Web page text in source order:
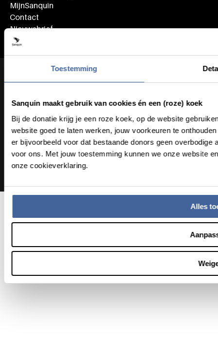
Toestemming
Sanquin maakt gebruik van cookies én een (roze) koek
Bij de donatie krijg je een roze koek, op de website
website goed te laten werken, jouw voorkeuren te
er bijvoorbeeld voor dat bestaande donors geen
voor ons. Met jouw toestemming kunnen we onze website
onze cookieverklaring.
Alles
MijnSanquin
Contact
Nieuwsbrief
Footer bottom navigation
Coordinated Vulnerability Disclosure
Footer socials
InstagramFacebookLinkedInYouTube